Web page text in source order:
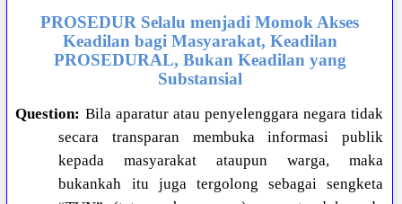
PROSEDUR Selalu menjadi Momok Akses
Keadilan bagi Masyarakat, Keadilan
PROSEDURAL, Bukan Keadilan yang
Substansial
Question: Bila aparatur atau penyelenggara negara tidak
secara transparan membuka informasi publik
kepada masyarakat ataupun warga, maka
bukankah itu juga tergolong sebagai sengketa